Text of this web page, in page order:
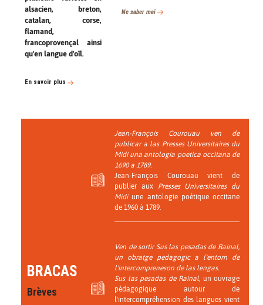
alsacien, breton,
catalan, corse,
flamand,
francoprovençal ainsi
qu'en langue d'oïl.
En savoir plus
Ne saber mai
BRACAS
Brèves
Jean-François Courouau ven de
publicar a las Presses Universitaires du
Midiuna antologia poetica occitana de
1690 a 1789.
Jean-François Courouau vient de
publier aux
Presses Universitaires du
Midiune antologie poétique occitane
de 1960 à 1789.
Ven de sortir Sus las pesadas de Rainal,
un obratge pedagogic a l'entorn de
l'intercompreneson de las lengas.
Sus las pesadas de Rainal, un ouvrage
pédagogique autour de
l'intercompréhension des langues vient